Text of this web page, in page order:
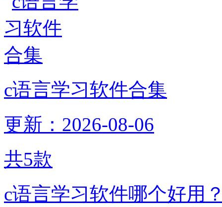
c语言学习软件合集
更新：2026-08-06
共5款
c语言学习软件哪个好用